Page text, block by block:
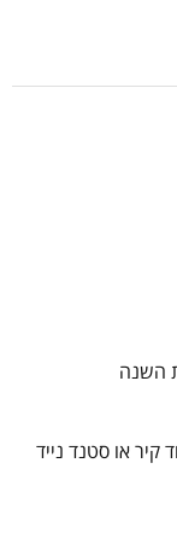
השנה
או סטנד נייד